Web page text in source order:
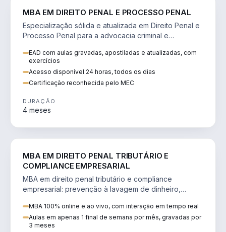
MBA EM DIREITO PENAL E PROCESSO PENAL
Especialização sólida e atualizada em Direito Penal e
Processo Penal para a advocacia criminal e
EAD com aulas gravadas, apostiladas e atualizadas, com
exercícios
Acesso disponível 24 horas, todos os dias
Certificação reconhecida pelo MEC
DURAÇÃO
4 meses
MBA EM DIREITO PENAL TRIBUTÁRIO E
COMPLIANCE EMPRESARIAL
MBA em direito penal tributário e compliance
empresarial: prevenção à lavagem de dinheiro,
MBA 100% online e ao vivo, com interação em tempo real
Aulas em apenas 1 final de semana por mês, gravadas por
3 meses